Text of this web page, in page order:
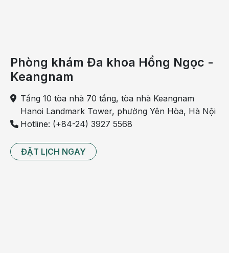
Phòng khám Đa khoa Hồng Ngọc -
Keangnam
Tầng 10 tòa nhà 70 tầng, tòa nhà Keangnam
Hanoi Landmark Tower, phường Yên Hòa, Hà Nội
Hotline: (+84-24) 3927 5568
ĐẶT LỊCH NGAY